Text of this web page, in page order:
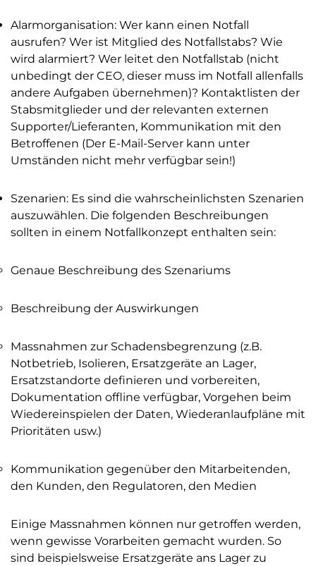
Alarmorganisation: Wer kann einen Notfall
ausrufen? Wer ist Mitglied des Notfallstabs? Wie
wird alarmiert? Wer leitet den Notfallstab (nicht
unbedingt der CEO, dieser muss im Notfall allenfalls
andere Aufgaben übernehmen)? Kontaktlisten der
Stabsmitglieder und der relevanten externen
Supporter/Lieferanten, Kommunikation mit den
Betroffenen (Der E-Mail-Server kann unter
Umständen nicht mehr verfügbar sein!)
Szenarien: Es sind die wahrscheinlichsten Szenarien
auszuwählen. Die folgenden Beschreibungen
sollten in einem Notfallkonzept enthalten sein:
Genaue Beschreibung des Szenariums
Beschreibung der Auswirkungen
Massnahmen zur Schadensbegrenzung (z.B.
Notbetrieb, Isolieren, Ersatzgeräte an Lager,
Ersatzstandorte definieren und vorbereiten,
Dokumentation offline verfügbar, Vorgehen beim
Wiedereinspielen der Daten, Wiederanlaufpläne mit
Prioritäten usw.)
Kommunikation gegenüber den Mitarbeitenden,
den Kunden, den Regulatoren, den Medien
Einige Massnahmen können nur getroffen werden,
wenn gewisse Vorarbeiten gemacht wurden. So
sind beispielsweise Ersatzgeräte ans Lager zu